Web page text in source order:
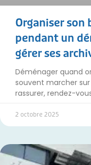
Organiser son
pendant un
gérer ses
Déménager quand
souvent marcher sur
rassurer, rendez-
2 octobre 2025